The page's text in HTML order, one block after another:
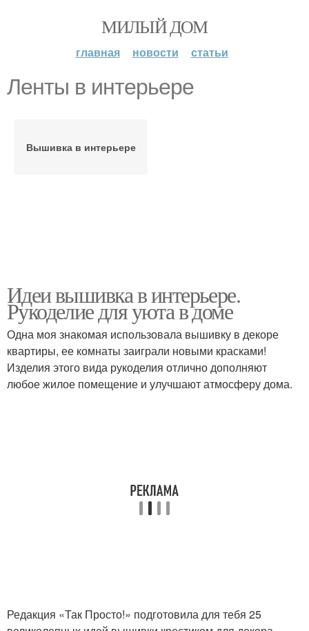
МИЛЫЙ ДОМ
главная новости статьи
Ленты в интерьере
Вышивка в интерьере
Идеи вышивка в интерьере.
Рукоделие для уюта в доме
Одна моя знакомая использовала вышивку в декоре
квартиры, ее комнаты заиграли новыми красками!
Изделия этого вида рукоделия отлично дополняют
любое жилое помещение и улучшают атмосферу дома.
Редакция «Так Просто!» подготовила для тебя 25